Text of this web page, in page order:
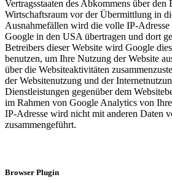
Vertragsstaaten des Abkommens über den
Wirtschaftsraum vor der Übermittlung in
Ausnahmefällen wird die volle IP-Adresse
Google in den USA übertragen und dort
Betreibers dieser Website wird Google
benutzen, um Ihre Nutzung der Website
über die Websiteaktivitäten
der Websitenutzung und der
Dienstleistungen gegenüber dem
im Rahmen von Google Analytics von
IP-Adresse wird nicht mit anderen Daten
zusammengeführt.
Browser Plugin